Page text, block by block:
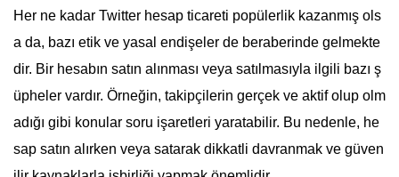
Her ne kadar Twitter hesap ticareti popülerlik kazanmış ols
a da, bazı etik ve yasal endişeler de beraberinde gelmekte
dir. Bir hesabın satın alınması veya satılmasıyla ilgili bazı ş
üpheler vardır. Örneğin, takipçilerin gerçek ve aktif olup olm
adığı gibi konular soru işaretleri yaratabilir. Bu nedenle, he
sap satın alırken veya satarak dikkatli davranmak ve güven